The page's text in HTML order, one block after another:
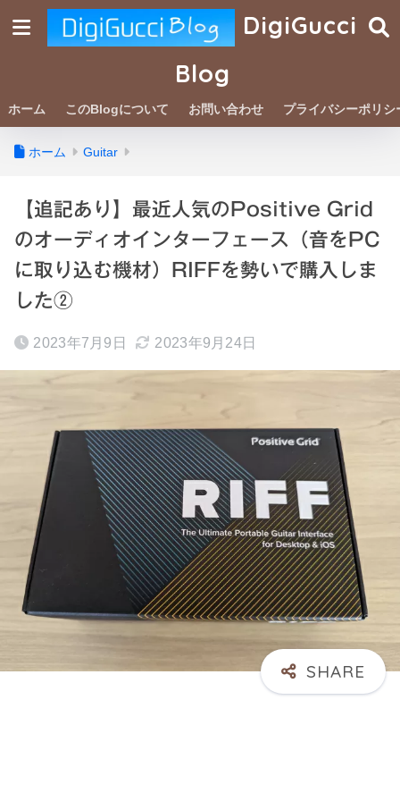
DigiGucci
Blog
ホーム このBlogについて お問い合わせ プライバシーポリシ
ホーム Guitar
【追記あり】最近人気のPositive Grid
のオーディオインターフェース（音をPC
に取り込む機材）RIFFを勢いで購入しま
した②
2023年7月9日 2023年9月24日